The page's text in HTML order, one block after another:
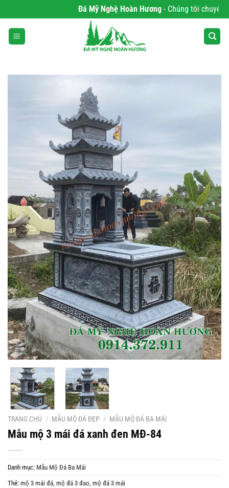
qua
nội
dung
Đá Mỹ Nghệ Hoàn Hương- Chúng tôi chuyên
TRANG CHỦ / MẪU MỘ ĐÁ ĐẸP / MẪU MỘ ĐÁ BA MÁI
Mẫu mộ 3 mái đá xanh đen MĐ-84
Danh mục: Mẫu Mộ Đá Ba Mái
Thẻ: mộ 3 mái đá mộ đá 3 đao mộ đá 3 mái